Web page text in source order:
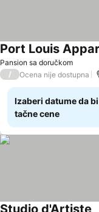
Pansion sa doručkom
Port Louis
/ Ocena nije dostupna
Izaberi datume da
tačne cene
Studio d'Artiste